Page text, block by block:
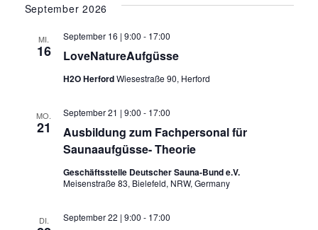
September 2026
MI.
16 LoveNatureAufgüsse
September 16 | 9:00 - 17:00
H2O HerfordWiesestraße 90, Herford
MO.
21
Ausbildung zum Fachpersonal für
Saunaaufgüsse- Theorie
September 21 | 9:00 - 17:00
Geschäftsstelle Deutscher Sauna-Bund e.V.
Meisenstraße 83, Bielefeld, NRW, Germany
DI. September 22 | 9:00 - 17:00